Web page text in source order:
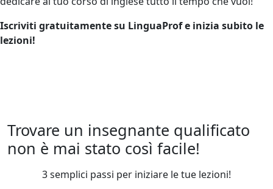
Iscriviti gratuitamente su LinguaProf e inizia subito le
lezioni!
Trovare un insegnante qualificato
non è mai stato così facile!
3 semplici passi per iniziare le tue lezioni!